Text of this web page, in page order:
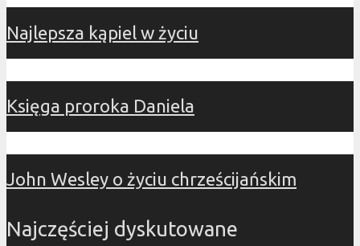
Najlepsza kąpiel w życiu
Księga proroka Daniela
John Wesley o życiu chrześcijańskim
Najczęściej dyskutowane